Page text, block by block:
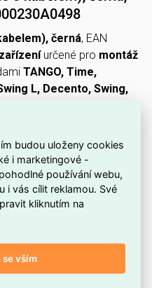
černá, EAN
určené pro montáž
TANGO, Time,
L, Decento, Swing,
směr výstupu a
ženský
jetermoplast
mm,výška 19,3 mm
USB‑C?
budou uloženy cookies
i marketingové -
používání webu,
i vás cílit reklamou. Své
kliknutím na
se vším